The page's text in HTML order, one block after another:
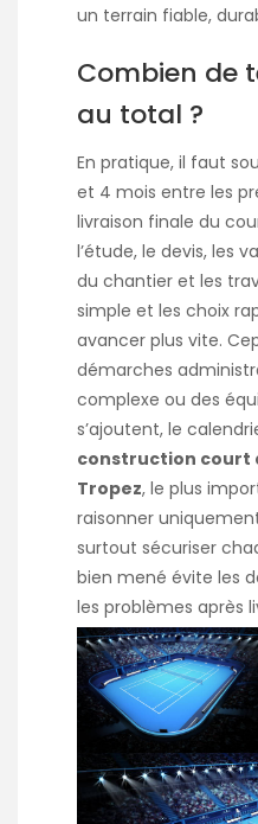
un terrain fiable,
Combien de
au total ?
En pratique, il faut
et 4 mois entre les
livraison finale du
l’étude, le devis, les
du chantier et les
simple et les choix
avancer plus vite.
démarches
complexe ou des
s’ajoutent, le
construction court
Tropez, le plus
raisonner
surtout sécuriser
bien mené évite les
les problèmes après